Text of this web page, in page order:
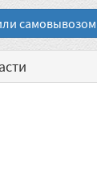
самовывозом